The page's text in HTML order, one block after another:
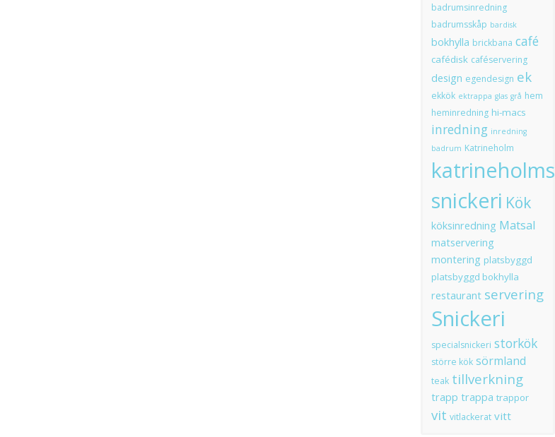
badrumsinredning
badrumsskåp bardisk
bokhylla brickbana café
cafédisk caféservering
design egendesign ek
ekkök ektrappa glas grå hem
heminredning hi-macs
inredning inredning
badrum Katrineholm
katrineholms
snickeri Kök
köksinredning Matsal
matservering
montering platsbyggd
platsbyggd bokhylla
restaurant servering
Snickeri
specialsnickeri storkök
större kök sörmland
teak tillverkning
trapp trappa trappor
vit vitlackerat vitt